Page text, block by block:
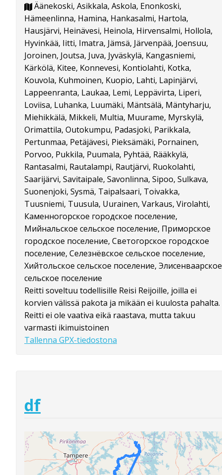
Äänekoski, Asikkala, Askola, Enonkoski,
Hämeenlinna, Hamina, Hankasalmi, Hartola,
Hausjärvi, Heinävesi, Heinola, Hirvensalmi, Hollola,
Hyvinkää, Iitti, Imatra, Jämsä, Järvenpää, Joensuu,
Joroinen, Joutsa, Juva, Jyväskylä, Kangasniemi,
Kärkölä, Kitee, Konnevesi, Kontiolahti, Kotka,
Kouvola, Kuhmoinen, Kuopio, Lahti, Lapinjärvi,
Lappeenranta, Laukaa, Lemi, Leppävirta, Liperi,
Loviisa, Luhanka, Luumäki, Mäntsälä, Mäntyharju,
Miehikkälä, Mikkeli, Multia, Muurame, Myrskylä,
Orimattila, Outokumpu, Padasjoki, Parikkala,
Pertunmaa, Petäjävesi, Pieksämäki, Pornainen,
Porvoo, Pukkila, Puumala, Pyhtää, Rääkkylä,
Rantasalmi, Rautalampi, Rautjärvi, Ruokolahti,
Saarijärvi, Savitaipale, Savonlinna, Sipoo, Sulkava,
Suonenjoki, Sysmä, Taipalsaari, Toivakka,
Tuusniemi, Tuusula, Uurainen, Varkaus, Virolahti,
Каменногорское городское поселение,
Мийнальское сельское поселение, Приморское
городское поселение, Светогорское городское
поселение, Селезнёвское сельское поселение,
Хийтольское сельское поселение, Элисенваарское
сельское поселение
Reitti soveltuu todellisille Reisi Reijoille, joilla ei
korvien välissä pakota ja mikään ei kuulosta pahalta.
Reitti ei ole vaativa eikä raastava, mutta takuu
varmasti ikimuistoinen
Tallenna GPX-tiedostona
df